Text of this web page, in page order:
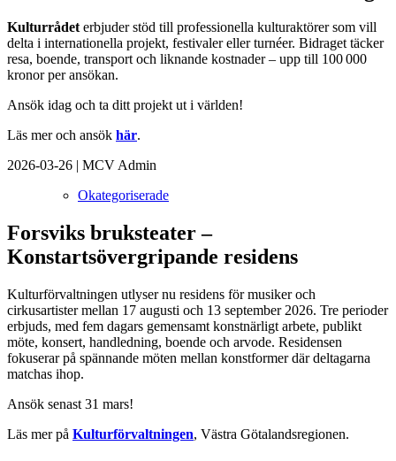
Kulturrådeterbjuder stöd till professionella kulturaktörer som vill
delta i internationella projekt, festivaler eller turnéer. Bidraget täcker
resa, boende, transport och liknande kostnader – upp till 100 000
kronor per ansökan.
Ansök idag och ta ditt projekt ut i världen!
Läs mer och ansök här.
2026-03-26
MCV Admin
Okategoriserade
Forsviks bruksteater –
Konstartsövergripande residens
Kulturförvaltningen utlyser nu residens för musiker och
cirkusartister mellan 17 augusti och 13 september 2026. Tre perioder
erbjuds, med fem dagars gemensamt konstnärligt arbete, publikt
möte, konsert, handledning, boende och arvode. Residensen
fokuserar på spännande möten mellan konstformer där deltagarna
matchas ihop.
Ansök senast 31 mars!
Läs mer på Kulturförvaltningen, Västra Götalandsregionen.